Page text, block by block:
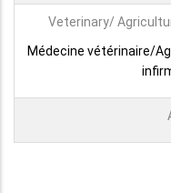
Veterinary/
Médecine vétérinaire/